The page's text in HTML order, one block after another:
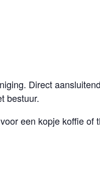
Direct
bestuur.
een kopje koffie of